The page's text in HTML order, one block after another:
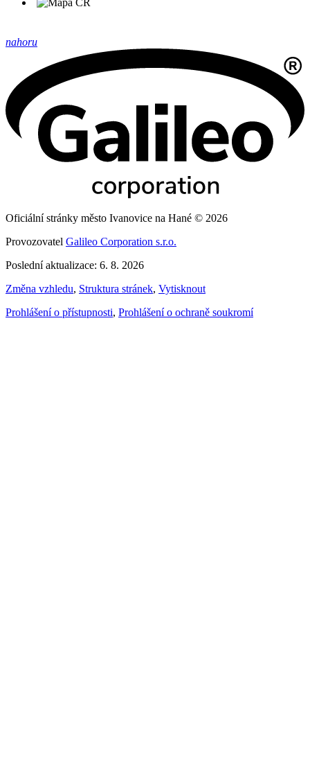
nahoru
Oficiální stránky město Ivanovice na Hané © 2026
Provozovatel Galileo Corporation s.r.o.
Poslední aktualizace: 6. 8. 2026
Změna vzhledu, Struktura stránek, Vytisknout
Prohlášení o přístupnosti, Prohlášení o ochraně soukromí